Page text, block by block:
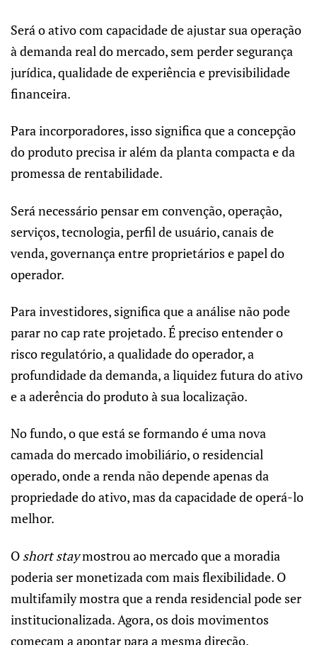
Será o ativo com capacidade de ajustar sua operação
à demanda real do mercado, sem perder segurança
jurídica, qualidade de experiência e previsibilidade
financeira.
Para incorporadores, isso significa que a concepção
do produto precisa ir além da planta compacta e da
promessa de rentabilidade.
Será necessário pensar em convenção, operação,
serviços, tecnologia, perfil de usuário, canais de
venda, governança entre proprietários e papel do
operador.
Para investidores, significa que a análise não pode
parar no cap rate projetado. É preciso entender o
risco regulatório, a qualidade do operador, a
profundidade da demanda, a liquidez futura do ativo
e a aderência do produto à sua localização.
No fundo, o que está se formando é uma nova
camada do mercado imobiliário, o residencial
operado, onde a renda não depende apenas da
propriedade do ativo, mas da capacidade de operá-lo
melhor.
O short staymostrou ao mercado que a moradia
poderia ser monetizada com mais flexibilidade. O
multifamily mostra que a renda residencial pode ser
institucionalizada. Agora, os dois movimentos
começam a apontar para a mesma direção.